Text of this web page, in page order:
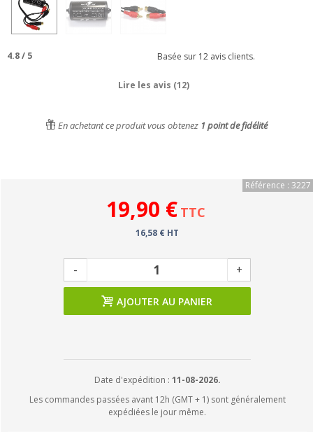
4.8/ 5 Basée sur 12avis clients.
Lire les avis (12)
En achetant ce produit vous obtenez 1 point de fidélité
Référence : 3227
19,90 € TTC
16,58 € HT
- +
AJOUTER AU PANIER
Date d'expédition : 11-08-2026.
Les commandes passées avant 12h (GMT + 1) sont généralement
expédiées le jour même.